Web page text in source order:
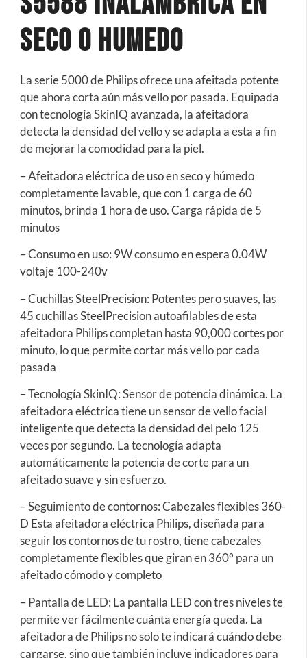
Seco O Humedo
La serie 5000 de Philips ofrece una afeitada potente
que ahora corta aún más vello por pasada. Equipada
con tecnología SkinIQ avanzada, la afeitadora
detecta la densidad del vello y se adapta a esta a fin
de mejorar la comodidad para la piel.
– Afeitadora eléctrica de uso en seco y húmedo
completamente lavable, que con 1 carga de 60
minutos, brinda 1 hora de uso. Carga rápida de 5
minutos
– Consumo en uso: 9W consumo en espera 0.04W
voltaje 100-240v
– Cuchillas SteelPrecision: Potentes pero suaves, las
45 cuchillas SteelPrecision autoafilables de esta
afeitadora Philips completan hasta 90,000 cortes por
minuto, lo que permite cortar más vello por cada
pasada
– Tecnología SkinIQ: Sensor de potencia dinámica. La
afeitadora eléctrica tiene un sensor de vello facial
inteligente que detecta la densidad del pelo 125
veces por segundo. La tecnología adapta
automáticamente la potencia de corte para un
afeitado suave y sin esfuerzo.
– Seguimiento de contornos: Cabezales flexibles 360-
D Esta afeitadora eléctrica Philips, diseñada para
seguir los contornos de tu rostro, tiene cabezales
completamente flexibles que giran en 360° para un
afeitado cómodo y completo
– Pantalla de LED: La pantalla LED con tres niveles te
permite ver fácilmente cuánta energía queda. La
afeitadora de Philips no solo te indicará cuándo debe
cargarse, sino que también incluye indicadores para